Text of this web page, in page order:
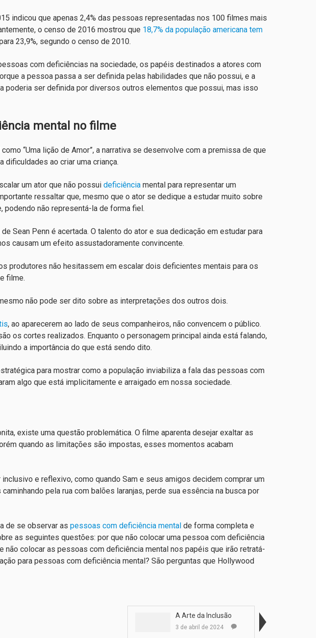
indicou que apenas 2,4% das pessoas representadas nos 100 filmes mais
o censo de 2016 mostrou que 18,7% da população americana tem
23,9%, segundo o censo de 2010.
com deficiências na sociedade, os papéis destinados a atores com
a pessoa passa a ser definida pelas habilidades que não possui, e a
poderia ser definida por diversos outros elementos que possui, mas isso
mental no filme
“Uma lição de Amor”, a narrativa se desenvolve com a premissa de que
dificuldades ao criar uma criança.
um ator que não possui deficiênciamental para representar um
ressaltar que, mesmo que o ator se dedique a estudar muito sobre
podendo não representá-la de forma fiel.
Sean Penn é acertada. O talento do ator e sua dedicação em estudar para
causam um efeito assustadoramente convincente.
produtores não hesitassem em escalar dois deficientes mentais para os
filme.
não pode ser dito sobre as interpretações dos outros dois.
, ao aparecerem ao lado de seus companheiros, não convencem o público.
os cortes realizados. Enquanto o personagem principal ainda está falando,
a importância do que está sendo dito.
para mostrar como a população inviabiliza a fala das pessoas com
algo que está implicitamente e arraigado em nossa sociedade.
existe uma questão problemática. O filme aparenta desejar exaltar as
quando as limitações são impostas, esses momentos acabam
e reflexivo, como quando Sam e seus amigos decidem comprar um
pela rua com balões laranjas, perde sua essência na busca por
de se observar as pessoas com deficiência mentalde forma completa e
as seguintes questões: por que não colocar uma pessoa com deficiência
não colocar as pessoas com deficiência mental nos papéis que irão retratá-
para pessoas com deficiência mental? São perguntas que Hollywood
A Arte da Inclusão
3 de abril de 2024